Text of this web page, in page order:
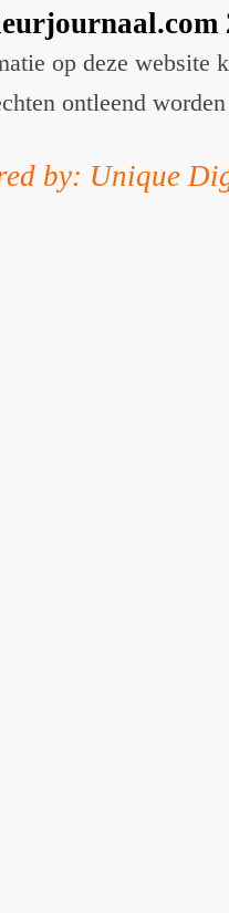
op deze website
ontleend worden
by: Unique